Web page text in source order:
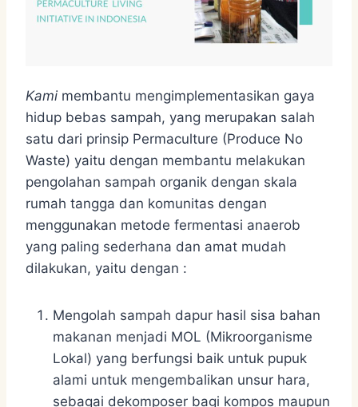
Kami membantu mengimplementasikan gaya
hidup bebas sampah, yang merupakan salah
satu dari prinsip Permaculture (Produce No
Waste) yaitu dengan membantu melakukan
pengolahan sampah organik dengan skala
rumah tangga dan komunitas dengan
menggunakan metode fermentasi anaerob
yang paling sederhana dan amat mudah
dilakukan, yaitu dengan :
Mengolah sampah dapur hasil sisa bahan
makanan menjadi MOL (Mikroorganisme
Lokal) yang berfungsi baik untuk pupuk
alami untuk mengembalikan unsur hara,
sebagai dekomposer bagi kompos maupun